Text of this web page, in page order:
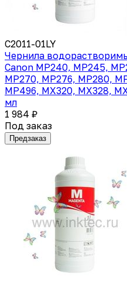
C2011-01LY
Чернила
Canon MP240, MP245,
MP270, MP276, MP280,
MP496, MX320, MX328,
мл
1 984 ₽
Под заказ
Предзаказ